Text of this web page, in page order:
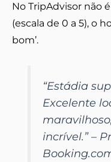
No TripAdvisor não
(escala de 0 a 5), o
bom’.
“Estádia
Excelente
incrível.” –